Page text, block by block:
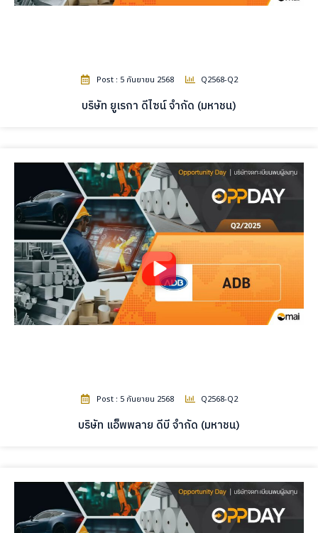
Post : 5 กันยายน 2568 Q2568-Q2
บริษัท ยูเรกา ดีไซน์ จำกัด (มหาชน)
Post : 5 กันยายน 2568 Q2568-Q2
บริษัท แอ็พพลาย ดีบี จำกัด (มหาชน)